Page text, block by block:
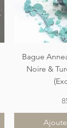
Bague
Noire &